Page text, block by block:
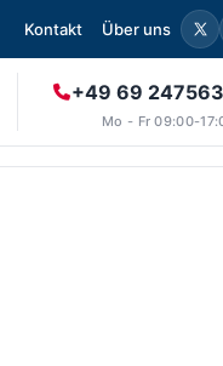
Kontakt Über uns
+49 69
Mo - Fr 09:00-